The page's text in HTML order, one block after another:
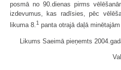
posmā no 90.dienas pirms
izdevumus, kas radīsies, pēc
likuma 8.1 panta otrajā daļā
Likums Saeimā pieņemts